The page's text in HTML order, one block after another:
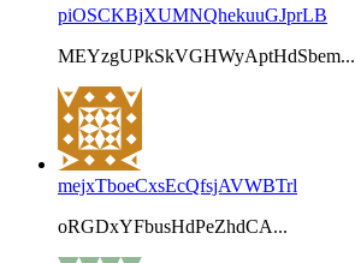
piOSCKBjXUMNQhekuuGJprLB
MEYzgUPkSkVGHWyAptHdSbem...
mejxTboeCxsEcQfsjAVWBTrl
oRGDxYFbusHdPeZhdCA...